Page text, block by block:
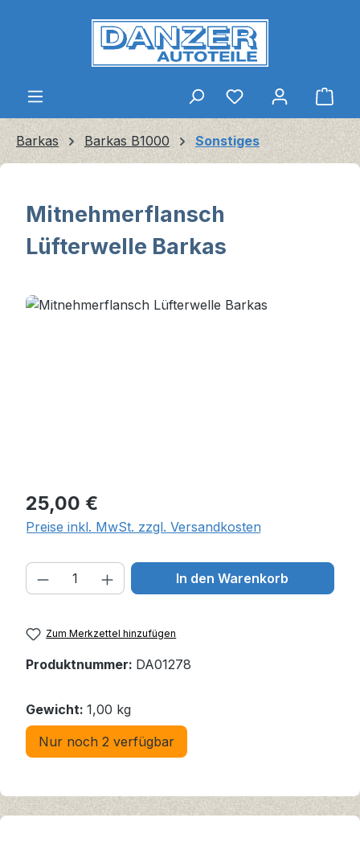
Zum Hauptinhalt springen
Barkas Barkas B1000 Sonstiges
Mitnehmerflansch
Lüfterwelle Barkas
Bildergalerie überspringen
Regulärer Preis:
25,00 €
Preise inkl. MwSt. zzgl. Versandkosten
Produkt Anzahl: Gib den
In den Warenkorb
Zum Merkzettel hinzufügen
Produktnummer: DA01278
Gewicht: 1,00 kg
Nur noch 2 verfügbar